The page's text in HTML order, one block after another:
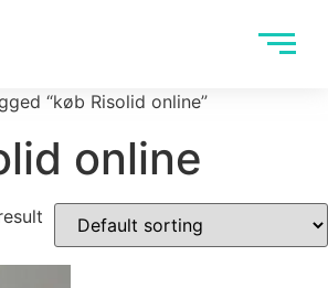
“køb Risolid online”
online